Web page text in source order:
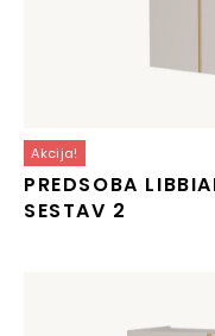
Akcija!
PREDSOBA
SESTAV 2